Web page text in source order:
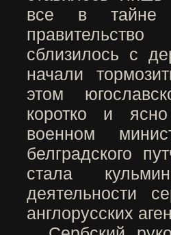
все в тайне
сблизилось с
начали
этом
коротко и
военном
белградского
стала
деятельности
англорусских